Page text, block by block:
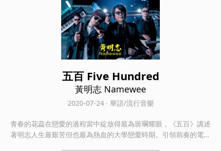
五百 Five Hundred
黃明志 Namewee
2020-07-24 · 華語/流行音樂
青春的花蕊在戀愛的過程當中綻放得最為斑斕耀眼，《五百》講述
著明志人生最艱苦但也最為熱血的大學戀愛時期。引領前奏的電吉